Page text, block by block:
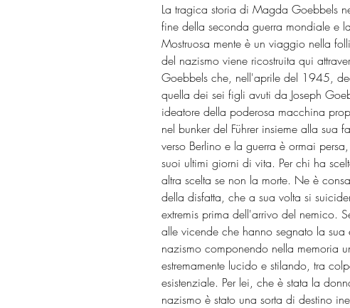
La tragica storia di Magda Goebbels
fine della seconda guerra mondiale e
Mostruosa mente è un viaggio nella
del nazismo viene ricostruita qui
Goebbels che, nell'aprile del 1945,
quella dei sei figli avuti da Joseph
ideatore della poderosa macchina
nel bunker del Führer insieme alla sua
verso Berlino e la guerra è ormai
suoi ultimi giorni di vita. Per chi ha
altra scelta se non la morte. Ne è
della disfatta, che a sua volta si
extremis prima dell'arrivo del nemico.
alle vicende che hanno segnato la
nazismo componendo nella memoria
estremamente lucido e stilando, tra
esistenziale. Per lei, che è stata la
nazismo è stato una sorta di destino